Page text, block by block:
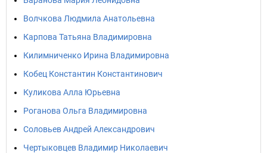
Волчкова Людмила Анатольевна
Карпова Татьяна Владимировна
Килимниченко Ирина Владимировна
Кобец Константин Константинович
Куликова Алла Юрьевна
Роганова Ольга Владимировна
Соловьев Андрей Александрович
Чертыковцев Владимир Николаевич